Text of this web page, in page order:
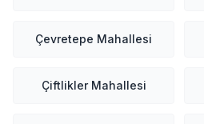
Çevretepe Mahallesi
Çiftlikler Mahallesi